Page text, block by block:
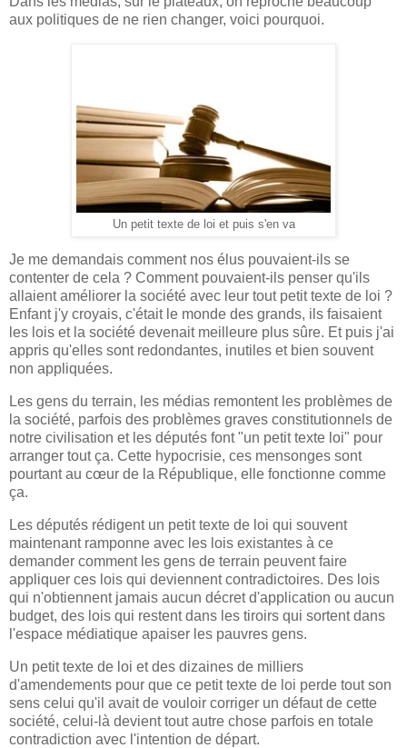
aux politiques de ne rien changer, voici pourquoi.
Un petit texte de loi et puis s'en va
Je me demandais comment nos élus pouvaient-ils se
contenter de cela ? Comment pouvaient-ils penser qu'ils
allaient améliorer la société avec leur tout petit texte de loi ?
Enfant j'y croyais, c'était le monde des grands, ils faisaient
les lois et la société devenait meilleure plus sûre. Et puis j'ai
appris qu'elles sont redondantes, inutiles et bien souvent
non appliquées.
Les gens du terrain, les médias remontent les problèmes de
la société, parfois des problèmes graves constitutionnels de
notre civilisation et les députés font "un petit texte loi" pour
arranger tout ça. Cette hypocrisie, ces mensonges sont
pourtant au cœur de la République, elle fonctionne comme
ça.
Les députés rédigent un petit texte de loi qui souvent
maintenant ramponne avec les lois existantes à ce
demander comment les gens de terrain peuvent faire
appliquer ces lois qui deviennent contradictoires. Des lois
qui n'obtiennent jamais aucun décret d'application ou aucun
budget, des lois qui restent dans les tiroirs qui sortent dans
l'espace médiatique apaiser les pauvres gens.
Un petit texte de loi et des dizaines de milliers
d'amendements pour que ce petit texte de loi perde tout son
sens celui qu'il avait de vouloir corriger un défaut de cette
société, celui-là devient tout autre chose parfois en totale
contradiction avec l'intention de départ.